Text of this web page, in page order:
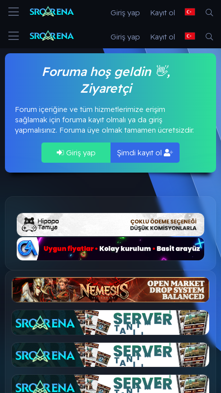
Giriş yap Kayıt ol
Giriş yap Kayıt ol
Foruma hoş geldin 👋,
Ziyaretçi
Forum içeriğine ve tüm hizmetlerimize erişim
sağlamak için foruma kayıt olmalı ya da giriş
yapmalısınız. Foruma üye olmak tamamen ücretsizdir.
Giriş yap Şimdi kayıt ol